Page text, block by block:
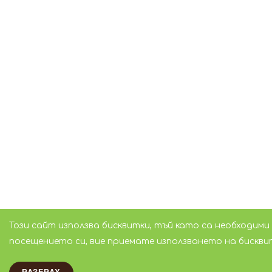
Този сайт използва бисквитки, тъй като са
посещението си, вие приемате използването на